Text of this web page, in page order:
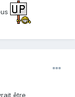
être